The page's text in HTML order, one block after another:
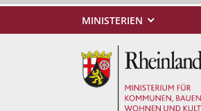
MINISTERIEN